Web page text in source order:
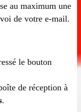
au maximum une
de votre e-mail.
le bouton
de réception à
.